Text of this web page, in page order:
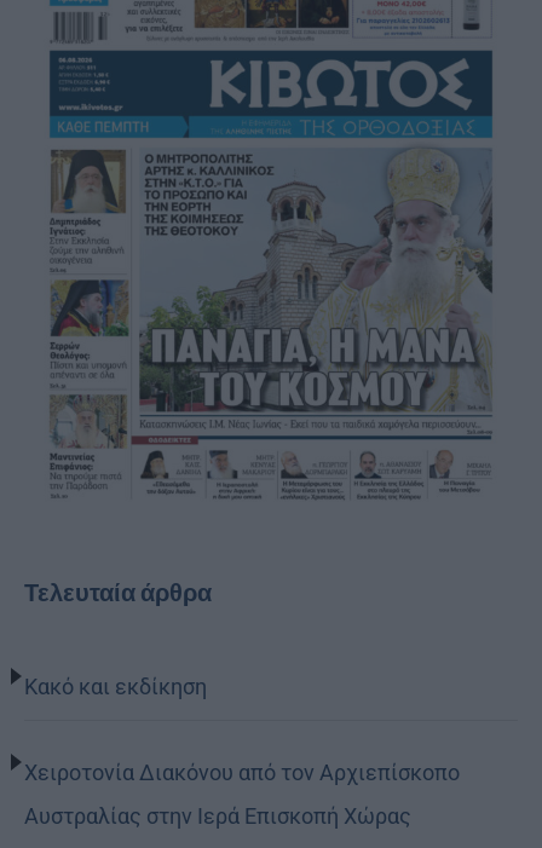
Τελευταία άρθρα
Κακό και εκδίκηση
Χειροτονία Διακόνου από τον Αρχιεπίσκοπο
Αυστραλίας στην Ιερά Επισκοπή Χώρας